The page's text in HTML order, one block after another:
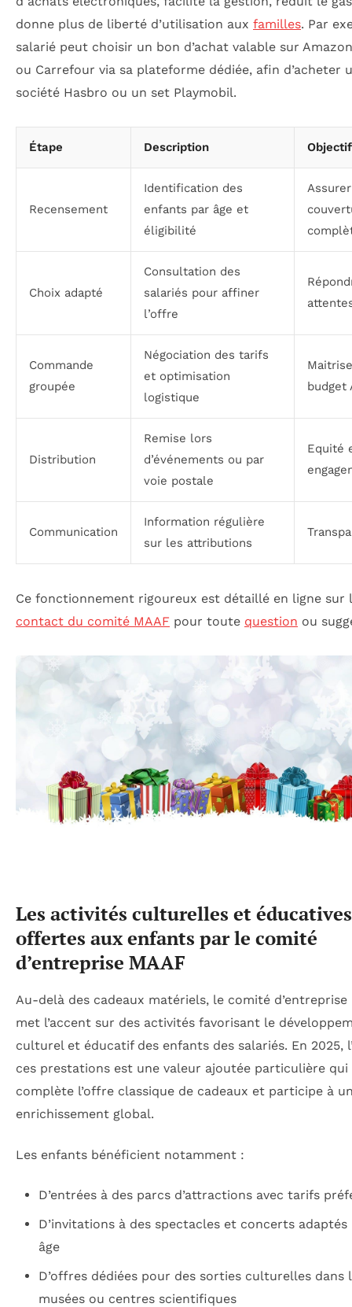
donne plus de liberté d’utilisation aux familles. Par
salarié peut choisir un bon d’achat valable sur
ou Carrefour via sa plateforme dédiée, afin d’acheter
société Hasbro ou un set Playmobil.
Étape Description Objectif
Recensement
Identification des
enfants par âge et
éligibilité
Choix adapté
Consultation des
salariés pour affiner
l’offre
Commande
groupée
Négociation des tarifs
et optimisation
logistique
budget
Distribution
Remise lors
d’événements ou par
voie postale
Equité
Communication
Information régulière
sur les attributions
Ce fonctionnement rigoureux est détaillé en ligne sur
contact du comité MAAF pour toute question ou
Les activités culturelles et éducatives
offertes aux enfants par le comité
d’entreprise MAAF
Au-delà des cadeaux matériels, le comité d’entreprise
met l’accent sur des activités favorisant le
culturel et éducatif des enfants des salariés. En 2025,
ces prestations est une valeur ajoutée particulière qui
complète l’offre classique de cadeaux et participe à
enrichissement global.
Les enfants bénéficient notamment :
D’entrées à des parcs d’attractions avec tarifs
D’invitations à des spectacles et concerts adaptés
âge
D’offres dédiées pour des sorties culturelles dans
musées ou centres scientifiques